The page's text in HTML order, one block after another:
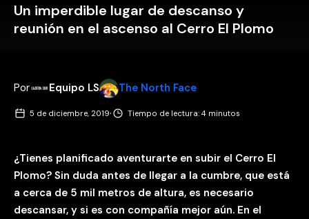
Un imperdible lugar de descanso y
reunión en el ascenso al Cerro El Plomo
Por Equipo LS The North Face
5 de diciembre, 2019· Tiempo de lectura: 4 minutos
¿Tienes planificado aventurarte en subir el Cerro El
Plomo? Sin duda antes de llegar a la cumbre, que está
a cerca de 5 mil metros de altura, es necesario
descansar, y si es con compañía mejor aún. En el